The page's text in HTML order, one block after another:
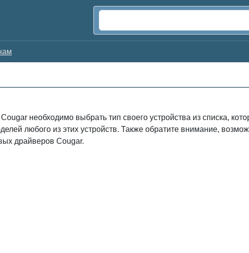
необходимо выбрать тип своего устройства из списка,
любого из этих устройств. Также обратите внимание,
драйверов Cougar.